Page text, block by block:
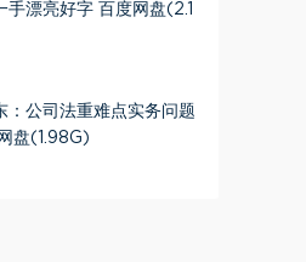
漂亮好字 百度网盘(2.1
：公司法重难点实务问题
盘(1.98G)